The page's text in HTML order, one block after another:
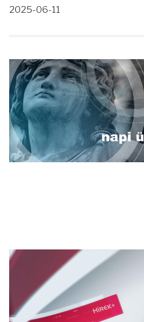
2025-06-11